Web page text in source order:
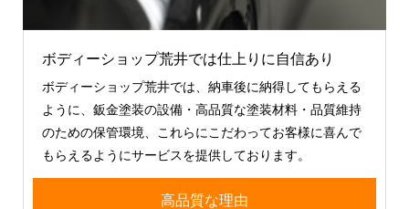
ボディーショップ荒井では仕上りに自信あり
ボディーショップ荒井では、納車後に納得してもらえる
ように、鈑金塗装の設備・高品質な塗装材料・品質維持
のための保管環境、これらにこだわってお客様に喜んで
もらえるようにサービスを提供しております。
高品質な理由